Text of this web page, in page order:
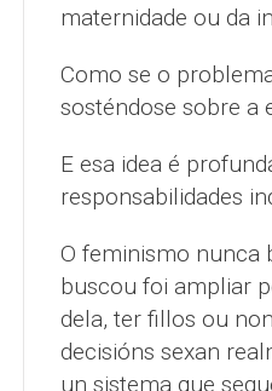
maternidade ou da
Como se o
sosténdose sobre a
E esa idea é
responsabilidades
O feminismo nunca
buscou foi ampliar
dela, ter fillos ou
decisións sexan
un sistema que